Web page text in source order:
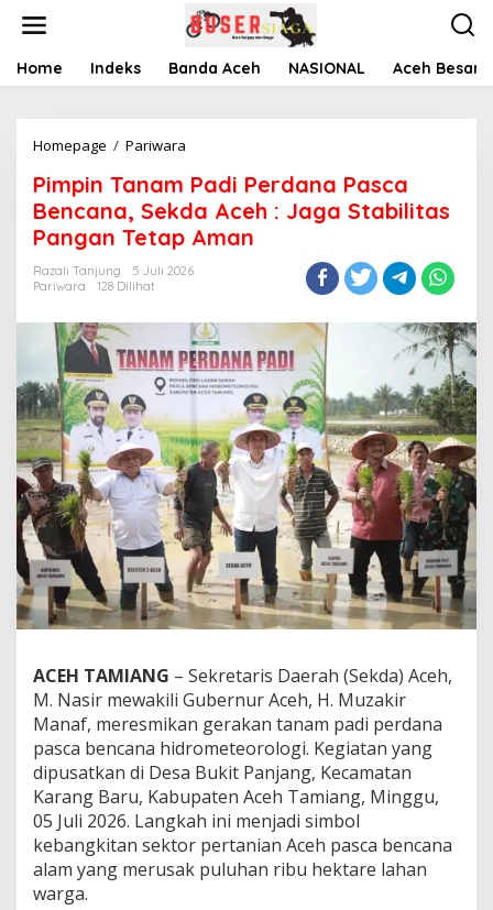
t
Home Indeks Banda Aceh NASIONAL Aceh Besar
Homepage / Pariwara
m
p
i
n
T
a
m
P
a
i
P
e
r
d
a
n
a
P
a
B
e
n
a
n
a
,
S
e
k
Pimpin Tanam Padi Perdana Pasca
Bencana, Sekda Aceh : Jaga Stabilitas
Pangan Tetap Aman
Razali Tanjung
5 Juli 2026
Pariwara
128 Dilihat
ACEH TAMIANG – Sekretaris Daerah (Sekda) Aceh,
M. Nasir mewakili Gubernur Aceh, H. Muzakir
Manaf, meresmikan gerakan tanam padi perdana
pasca bencana hidrometeorologi. Kegiatan yang
dipusatkan di Desa Bukit Panjang, Kecamatan
Karang Baru, Kabupaten Aceh Tamiang, Minggu,
05 Juli 2026. Langkah ini menjadi simbol
kebangkitan sektor pertanian Aceh pasca bencana
alam yang merusak puluhan ribu hektare lahan
warga.